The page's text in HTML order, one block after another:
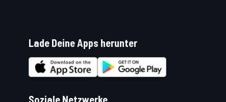
SPORTWAGEN
Lade Deine Apps herunter